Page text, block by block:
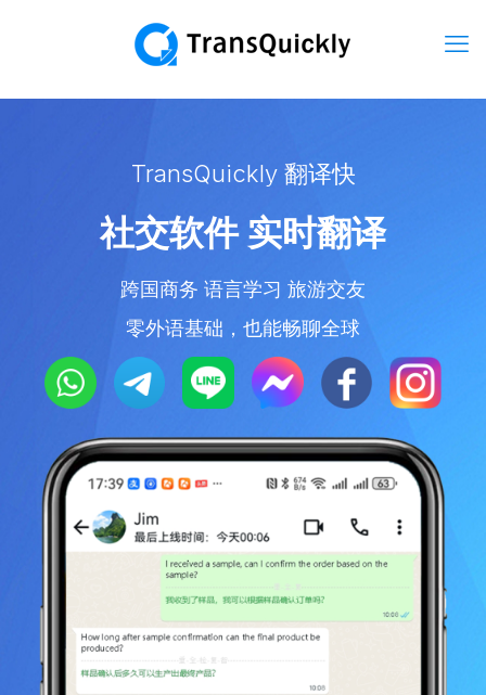
TransQuickly 翻译快
社交软件 实时翻译
跨国商务 语言学习 旅游交友
零外语基础，也能畅聊全球